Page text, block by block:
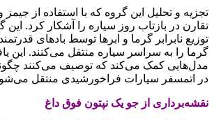
تجزیه و تحلیل این گروه که با استفاده از
تقارن در بازتاب روز سیاره را آشکار کرد. این
توزیع نابرابر گرما و ابرها توسط بادهای
گرما را به سراسر سیاره منتقل می‌کنند. این
مدل‌هایی کمک می‌کند که توصیف می‌کنند
در اتمسفر سیارات فراخورشیدی منتقل
نقشه‌برداری از جو یک نپتون فوق داغ